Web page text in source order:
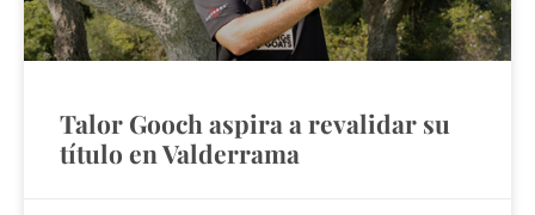
Talor Gooch aspira a revalidar su
título en Valderrama